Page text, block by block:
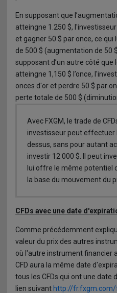
En supposant que
atteingne 1.250 $,
et gagner 50 $ par once, ce
de 500 $ (augmentation de 50
supposant d’un autre côté que
atteingne 1,150 $ l’once,
onces d'or et perdre 50 $ par
perte totale de 500 $
Avec FXGM, le trade de
investisseur peut effectuer
dessus, sans pour autant
investir 12 000 $. Il peut
lui offre le même potentiel
la base du mouvement du
CFDs avec une date
Comme précédemment
valeur du prix des autres
où l'autre instrument financier
CFD aura la même date
tous les CFDs qui ont une date
lien suivant http://